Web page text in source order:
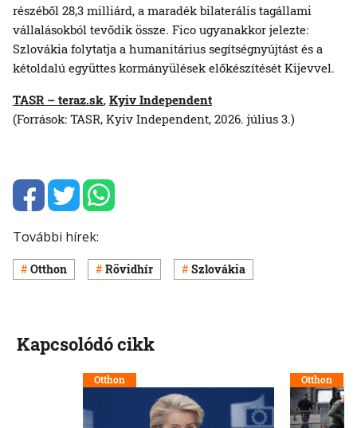
részéből 28,3 milliárd, a maradék bilaterális tagállami
vállalásokból tevődik össze. Fico ugyanakkor jelezte:
Szlovákia folytatja a humanitárius segítségnyújtást és a
kétoldalú együttes kormányülések előkészítését Kijevvel.
TASR – teraz.sk, Kyiv Independent
(Források: TASR, Kyiv Independent, 2026. július 3.)
További hírek:
Otthon Rövidhír Szlovákia
Kapcsolódó cikk
Otthon Otthon